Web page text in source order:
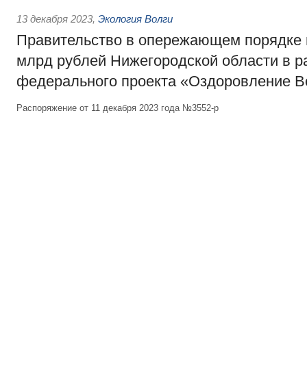
13 декабря 2023, Экология Волги
Правительство в опережающем порядке
млрд рублей Нижегородской области в
федерального проекта «Оздоровление
Распоряжение от 11 декабря 2023 года №3552-р